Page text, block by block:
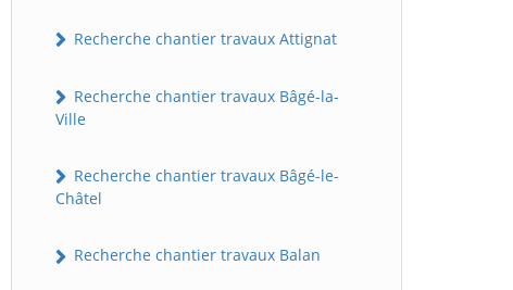
Recherche chantier travaux Attignat
Recherche chantier travaux Bâgé-la-
Ville
Recherche chantier travaux Bâgé-le-
Châtel
Recherche chantier travaux Balan